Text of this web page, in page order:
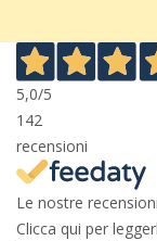
5,0/5
142
recensioni
Le nostre
Clicca qui per